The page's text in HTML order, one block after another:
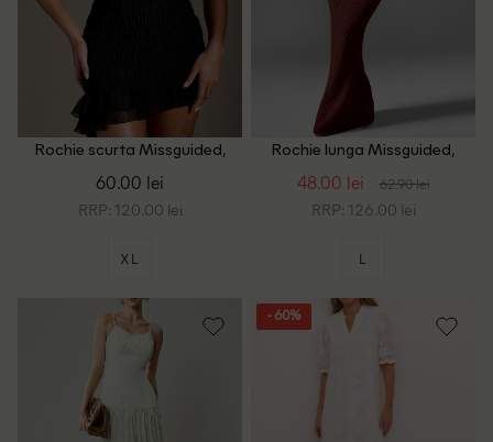
Rochie scurta Missguided,
60.00 lei
RRP: 120.00 lei
XL
Rochie lunga Missguided,
48.00 lei 62.90 lei
RRP: 126.00 lei
L
- 60%